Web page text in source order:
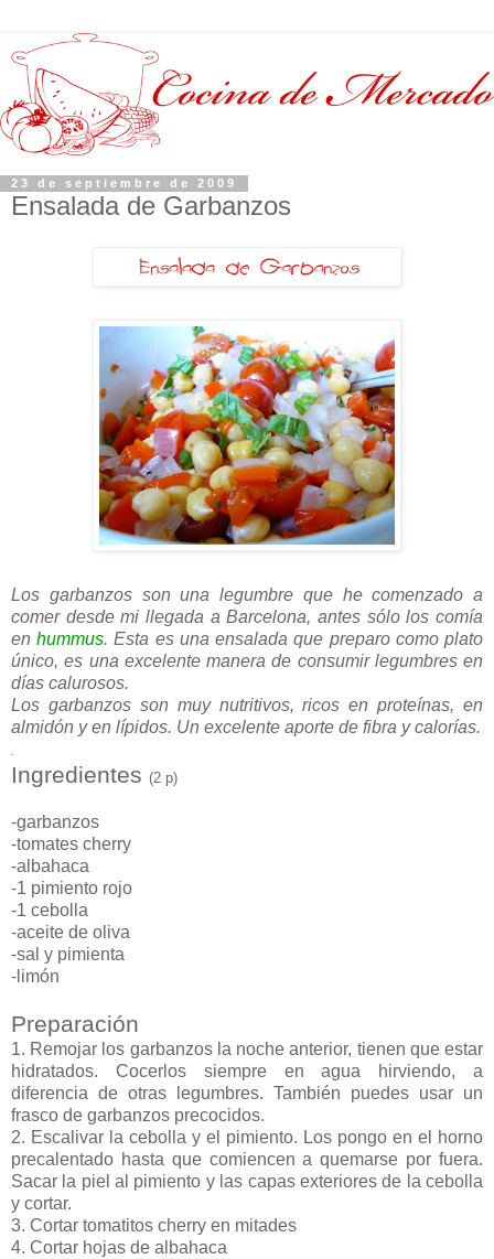
23 de septiembre de 2009
Ensalada de Garbanzos
Los garbanzos son una legumbre que he comenzado a
comer desde mi llegada a Barcelona, antes sólo los comía
enhummus. Esta es una ensalada que preparo como plato
único, es una excelente manera de consumir legumbres en
días calurosos.
Los garbanzos son muy nutritivos, ricos en proteínas, en
almidón y en lípidos. Un excelente aporte de fibra y calorías.
.
Ingredientes (2 p)
-garbanzos
-tomates cherry
-albahaca
-1 pimiento rojo
-1 cebolla
-aceite de oliva
-sal y pimienta
-limón
Preparación
1. Remojar los garbanzos la noche anterior, tienen que estar
hidratados. Cocerlos siempre en agua hirviendo, a
diferencia de otras legumbres. También puedes usar un
frasco de garbanzos precocidos.
2. Escalivar la cebolla y el pimiento. Los pongo en el horno
precalentado hasta que comiencen a quemarse por fuera.
Sacar la piel al pimiento y las capas exteriores de la cebolla
y cortar.
3. Cortar tomatitos cherry en mitades
4. Cortar hojas de albahaca